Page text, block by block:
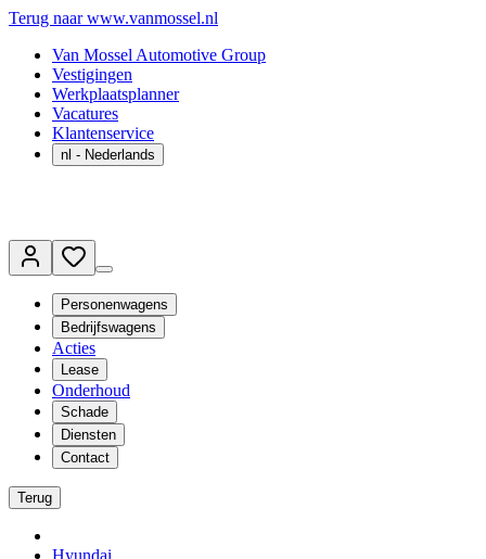
Terug naar www.vanmossel.nl
Van Mossel Automotive Group
Vestigingen
Werkplaatsplanner
Vacatures
Klantenservice
nl - Nederlands
Personenwagens
Bedrijfswagens
Acties
Lease
Onderhoud
Schade
Diensten
Contact
Terug
Hyundai